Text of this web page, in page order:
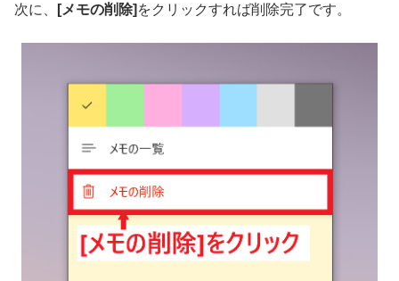
次に、 [メモの削除] をクリックすれば削除完了です。